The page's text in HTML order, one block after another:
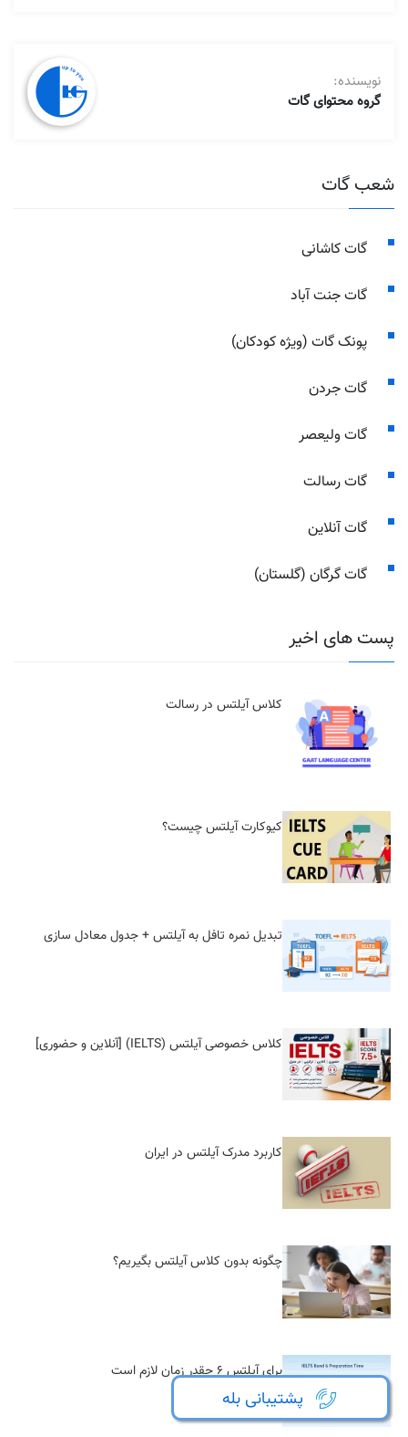
نویسنده:
گروه محتوای گات
شعب گات
گات کاشانی
گات جنت آباد
پونک گات (ویژه کودکان)
گات جردن
گات ولیعصر
گات رسالت
گات آنلاین
گات گرگان (گلستان)
پست های اخیر
کلاس آیلتس در رسالت
کیوکارت آیلتس چیست؟
تبدیل نمره تافل به آیلتس + جدول معادل سازی
کلاس خصوصی آیلتس (IELTS) [آنلاین و حضوری]
کاربرد مدرک آیلتس در ایران
چگونه بدون کلاس آیلتس بگیریم؟
برای آیلتس 6 چقدر زمان لازم است
پشتیبانی بله